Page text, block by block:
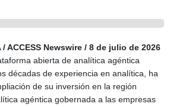
/ ACCESS Newswire / 8 de julio de 2026
abierta de analítica agéntica
décadas de experiencia en analítica, ha
de su inversión en la región
agéntica gobernada a las empresas